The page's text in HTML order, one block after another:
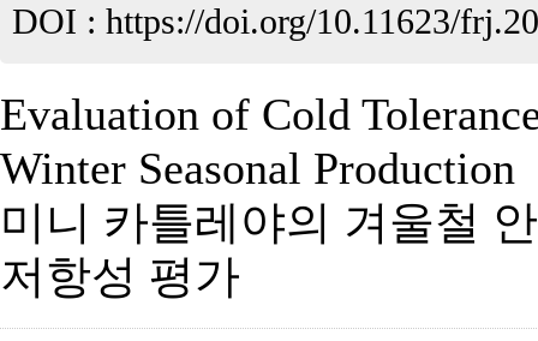
DOI : https://doi.org/10.11623/
Evaluation of Cold
Winter Seasonal Production
미니 카틀레야의 겨울철
저항성 평가